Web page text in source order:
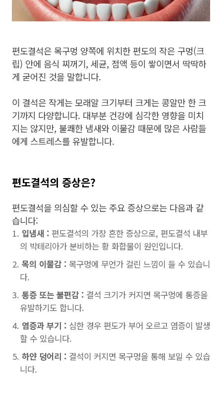
편도결석은 목구멍 양쪽에 위치한 편도의 작은 구멍(크
립) 안에 음식 찌꺼기, 세균, 점액 등이 쌓이면서 딱딱하
게 굳어진 것을 말합니다.
이 결석은 작게는 모래알 크기부터 크게는 콩알만 한 크
기까지 다양합니다. 대부분 건강에 심각한 영향을 미치
지는 않지만, 불쾌한 냄새와 이물감 때문에 많은 사람들
에게 스트레스를 유발합니다.
편도결석의 증상은?
편도결석을 의심할 수 있는 주요 증상으로는 다음과 같
습니다:
입냄새 : 편도결석의 가장 흔한 증상으로, 편도결석 내부
의 박테리아가 분비하는 황 화합물이 원인입니다.
목의 이물감 : 목구멍에 무언가 걸린 느낌이 들 수 있습니
다.
통증 또는 불편감 : 결석 크기가 커지면 목구멍에 통증을
유발하기도 합니다.
염증과 부기 : 심한 경우 편도가 부어 오르고 염증이 발생
할 수 있습니다.
하얀 덩어리 : 결석이 커지면 목구멍을 통해 보일 수 있습
니다.